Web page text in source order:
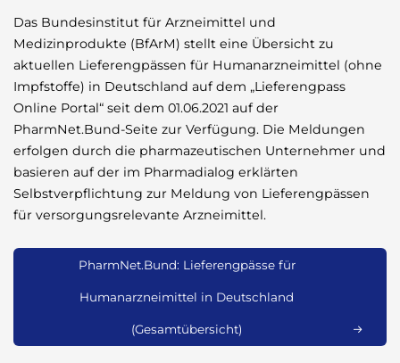
Das Bundesinstitut für Arzneimittel und
Medizinprodukte (BfArM) stellt eine Übersicht zu
aktuellen Lieferengpässen für Humanarzneimittel (ohne
Impfstoffe) in Deutschland auf dem „Lieferengpass
Online Portal“ seit dem 01.06.2021 auf der
PharmNet.Bund-Seite zur Verfügung. Die Meldungen
erfolgen durch die pharmazeutischen Unternehmer und
basieren auf der im Pharmadialog erklärten
Selbstverpflichtung zur Meldung von Lieferengpässen
für versorgungsrelevante Arzneimittel.
PharmNet.Bund: Lieferengpässe für
Humanarzneimittel in Deutschland
(Gesamtübersicht)